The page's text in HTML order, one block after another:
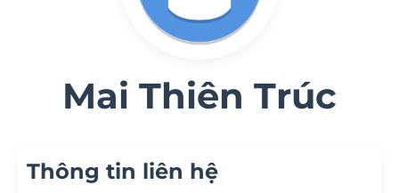
Mai Thiên Trúc
Thông tin liên hệ